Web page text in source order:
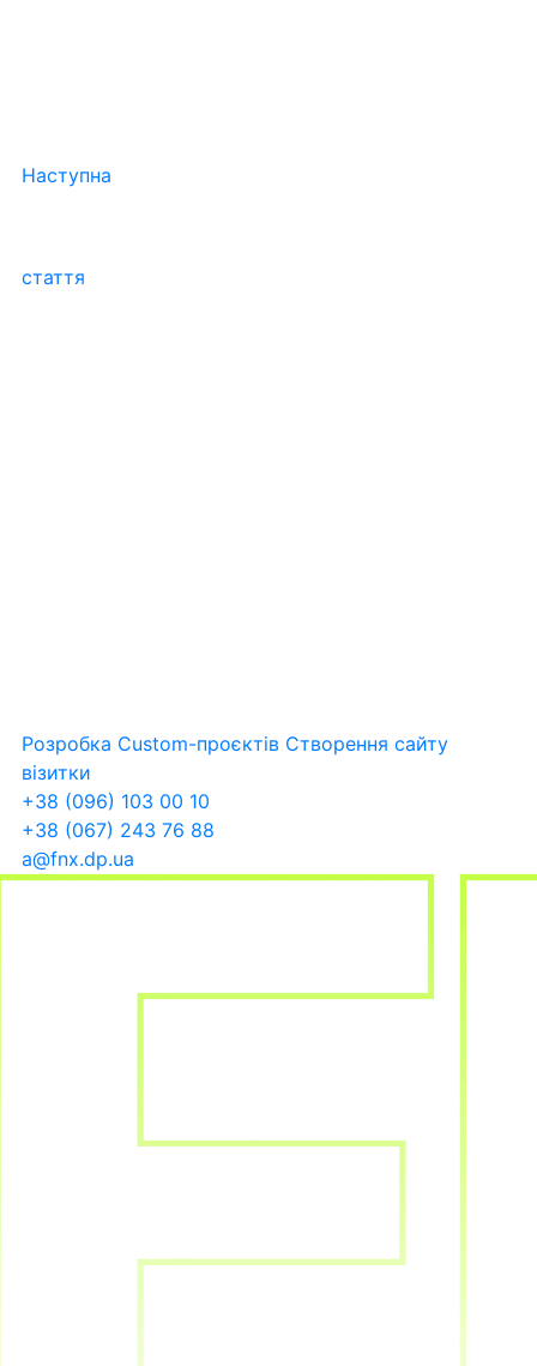
Наступна
стаття
Розробка Custom-проєктів Створення сайту
візитки
+38 (096) 103 00 10
+38 (067) 243 76 88
a@fnx.dp.ua